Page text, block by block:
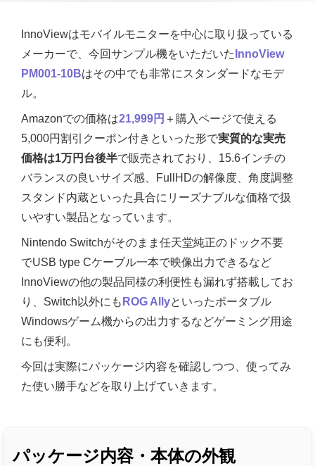
InnoViewはモバイルモニターを中心に取り扱っている
メーカーで、今回サンプル機をいただいた InnoView
PM001-10Bはその中でも非常にスタンダードなモデ
ル。
Amazonでの価格は21,999円 ＋購入ページで使える
5,000円割引クーポン付きといった形で実質的な実売
価格は1万円台後半で販売されており、15.6インチの
バランスの良いサイズ感、FullHDの解像度、角度調整
スタンド内蔵といった具合にリーズナブルな価格で扱
いやすい製品となっています。
Nintendo Switchがそのまま任天堂純正のドック不要
でUSB type Cケーブル一本で映像出力できるなど
InnoViewの他の製品同様の利便性も漏れず搭載してお
り、Switch以外にも ROG Allyといったポータブル
Windowsゲーム機からの出力するなどゲーミング用途
にも便利。
今回は実際にパッケージ内容を確認しつつ、使ってみ
た使い勝手などを取り上げていきます。
パッケージ内容・本体の外観